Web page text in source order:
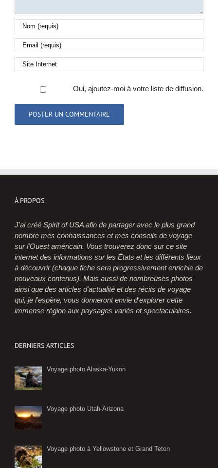
Oui, ajoutez-moi à votre liste de diffusion.
À PROPOS
J'ai créé Spirit of USA afin de partager avec le plus grand
nombre mes connaissances et mes conseils de voyage
sur l'Ouest américain. Vous trouverez donc sur ce site
internet des informations sur les États et les différents lieux
à découvrir (chaque fiche sera progressivement enrichie de
nouveaux contenus). Mais aussi de nombreuses photos
ainsi que des articles d'actualité et des récits de voyage
qui, je l'espère, vous donneront envie d'explorer cette
immense région aux paysages variés et spectaculaires.
DERNIERS ARTICLES
Voyage photo Alaska-Yukon
Voyage photo Utah-Arizona
Voyage photo à Yellowstone et Grand Teton